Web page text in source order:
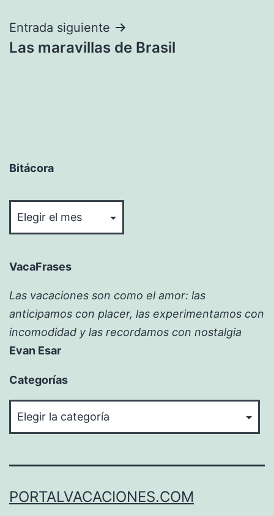
Entrada siguiente
Las maravillas de Brasil
Bitácora
VacaFrases
Las vacaciones son como el amor: las
anticipamos con placer, las experimentamos con
incomodidad y las recordamos con nostalgia
Evan Esar
Categorías
PORTALVACACIONES.COM